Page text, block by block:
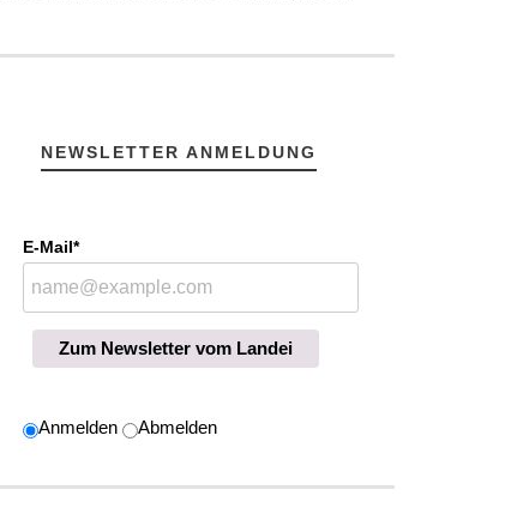
NEWSLETTER ANMELDUNG
E-Mail*
Zum Newsletter vom Landei
Anmelden Abmelden